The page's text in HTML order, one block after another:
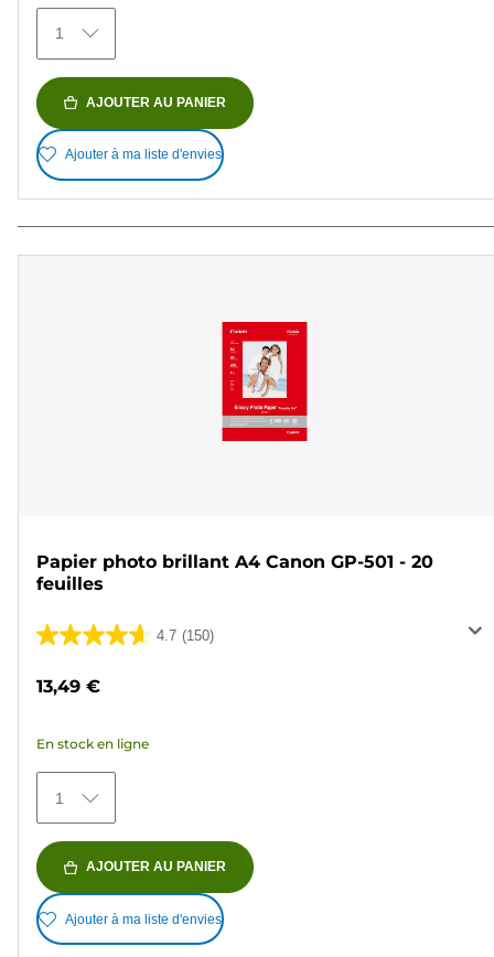
avis
1
AJOUTER AU PANIER
Ajouter à ma liste d'envies
Papier photo brillant A4 Canon GP-501 - 20
feuilles
4.7 (150)
4.7
150
avis
13,49 €
En stock en ligne
1
AJOUTER AU PANIER
Ajouter à ma liste d'envies